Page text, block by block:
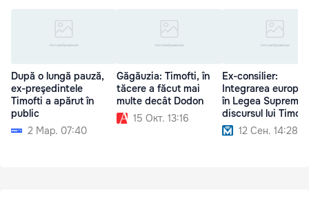
După o lungă pauză,
ex-preşedintele
Timofti a apărut în
public
2 Мар. 07:40
Găgăuzia: Timofti, în
tăcere a făcut mai
multe decât Dodon
15 Окт. 13:16
Ex-consilier:
Integrarea
în Legea Supremă,
discursul lui
12 Сен. 14:28